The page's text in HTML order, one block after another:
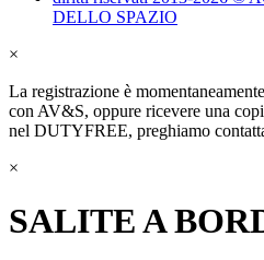
DELLO SPAZIO
×
La registrazione è
con AV&S, oppure ricevere una
nel DUTYFREE, preghiamo
×
SALITE A